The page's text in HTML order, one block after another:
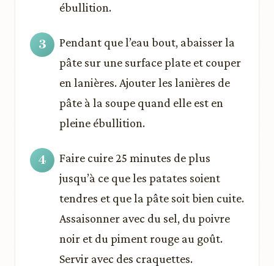
ébullition.
Pendant que l’eau bout, abaisser la
pâte sur une surface plate et couper
en lanières. Ajouter les lanières de
pâte à la soupe quand elle est en
pleine ébullition.
Faire cuire 25 minutes de plus
jusqu’à ce que les patates soient
tendres et que la pâte soit bien cuite.
Assaisonner avec du sel, du poivre
noir et du piment rouge au goût.
Servir avec des craquettes.